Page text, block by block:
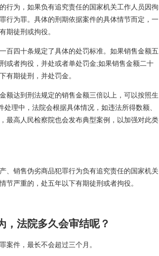
为，如果负有追究责任的国家机关工作人员因徇
行为罪。具体的刑期依据案件的具体情节而定，一
期徒刑或拘役。
四十条规定了具体的处罚标准。如果销售金额五
或者拘役，并处或者单处罚金;如果销售金额二十
有期徒刑，并处罚金。
达到刑法规定的销售金额三倍以上，可以按照生
理中，法院会根据具体情况，如违法所得数额、
最高人民检察院也会发布典型案例，以加强对此类
销售伪劣商品犯罪行为负有追究责任的国家机关
节严重的，处五年以下有期徒刑或者拘役。
，法院多久会审结呢？
件，最长不会超过三个月。